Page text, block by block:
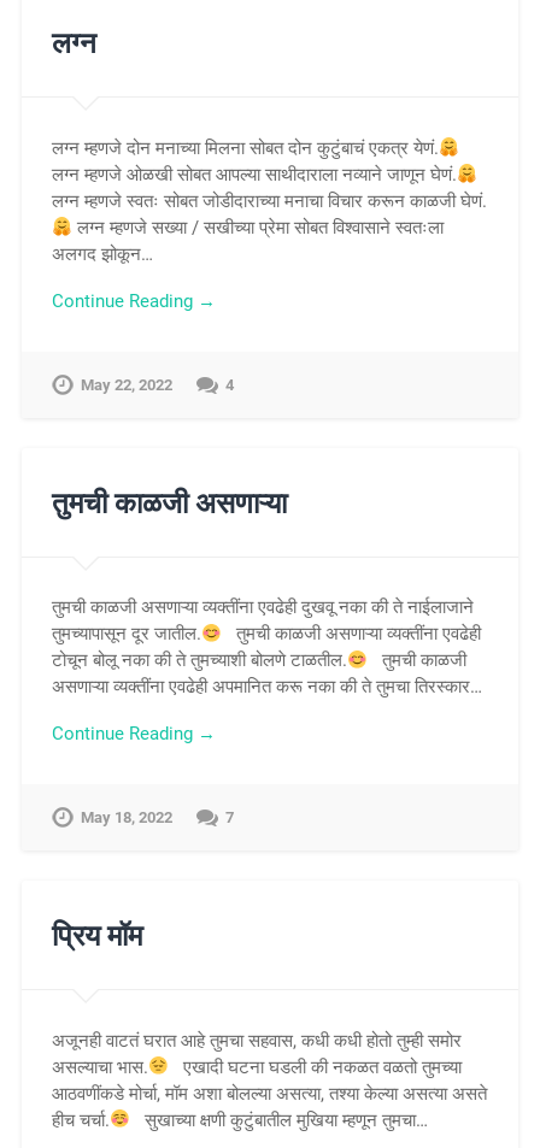
लग्न
लग्न म्हणजे दोन मनाच्या मिलना सोबत दोन कुटुंबाचं एकत्र येणं.
लग्न म्हणजे ओळखी सोबत आपल्या साथीदाराला नव्याने जाणून घेणं.
लग्न म्हणजे स्वतः सोबत जोडीदाराच्या मनाचा विचार करून काळजी घेणं.
लग्न म्हणजे सख्या / सखीच्या प्रेमा सोबत विश्वासाने स्वतःला
अलगद झोकून…
Continue Reading →
May 22, 2022 4
तुमची काळजी असणाऱ्या
तुमची काळजी असणाऱ्या व्यक्तींना एवढेही दुखवू नका की ते नाईलाजाने
तुमच्यापासून दूर जातील.
तुमची काळजी असणाऱ्या व्यक्तींना एवढेही
टोचून बोलू नका की ते तुमच्याशी बोलणे टाळतील.
तुमची काळजी
असणाऱ्या व्यक्तींना एवढेही अपमानित करू नका की ते तुमचा तिरस्कार…
Continue Reading →
May 18, 2022 7
प्रिय मॉम
अजूनही वाटतं घरात आहे तुमचा सहवास, कधी कधी होतो तुम्ही समोर
असल्याचा भास.
एखादी घटना घडली की नकळत वळतो तुमच्या
आठवणींकडे मोर्चा, मॉम अशा बोलल्या असत्या, तश्या केल्या असत्या असते
हीच चर्चा.
सुखाच्या क्षणी कुटुंबातील मुखिया म्हणून तुमचा…